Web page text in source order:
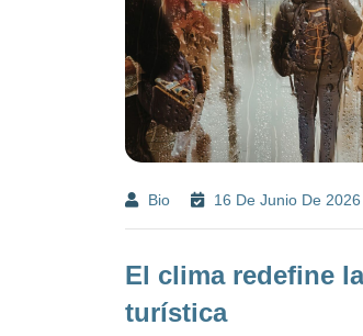
Bio 16 De Junio De 2026
El clima redefine
turística